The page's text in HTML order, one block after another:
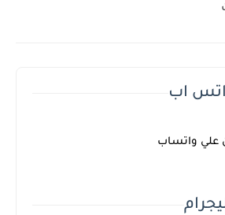
اب
علي واتساب